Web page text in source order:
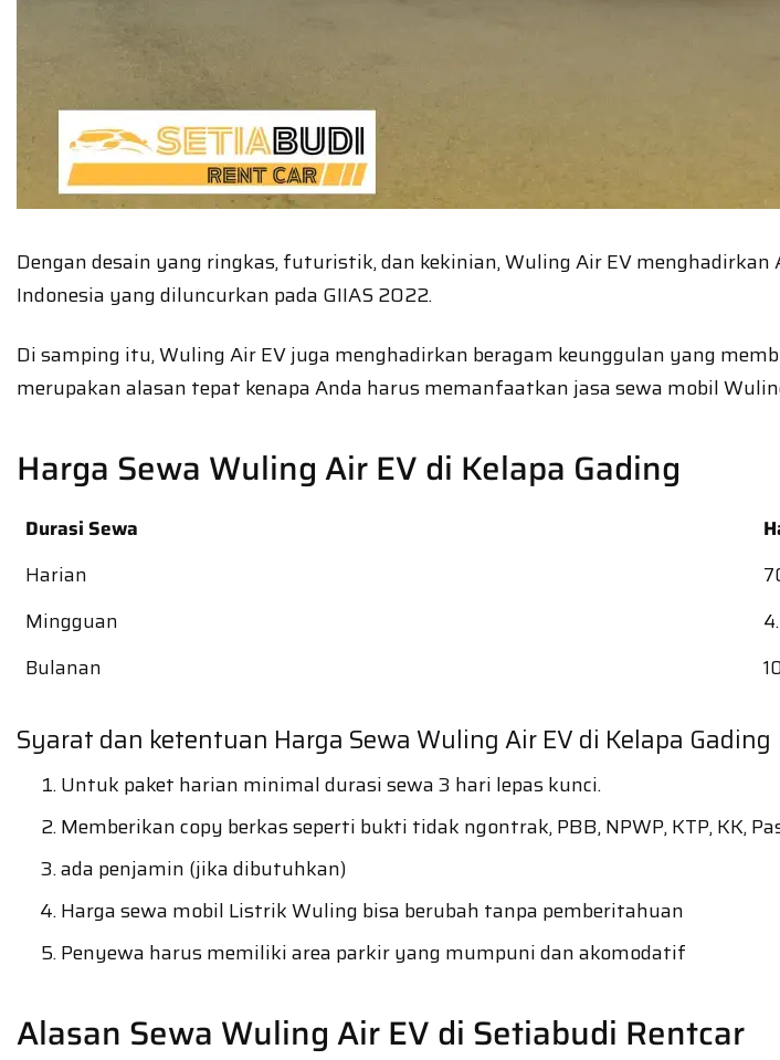
Dengan desain yang ringkas, futuristik, dan kekinian, Wuling Air EV
Indonesia yang diluncurkan pada GIIAS 2022.
Di samping itu, Wuling Air EV juga menghadirkan beragam keunggulan yang
merupakan alasan tepat kenapa Anda harus memanfaatkan jasa sewa mobil
Harga Sewa Wuling Air EV di Kelapa Gading
Durasi Sewa
Harian
Mingguan
Bulanan
Syarat dan ketentuan Harga Sewa Wuling Air EV di Kelapa Gading
Untuk paket harian minimal durasi sewa 3 hari lepas kunci.
Memberikan copy berkas seperti bukti tidak ngontrak, PBB, NPWP, KTP, KK,
ada penjamin (jika dibutuhkan)
Harga sewa mobil Listrik Wuling bisa berubah tanpa pemberitahuan
Penyewa harus memiliki area parkir yang mumpuni dan akomodatif
Alasan Sewa Wuling Air EV di Setiabudi Rentcar